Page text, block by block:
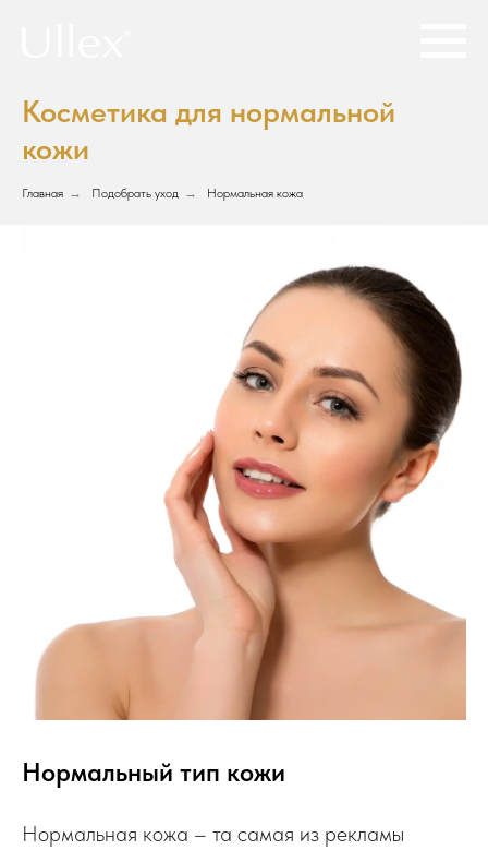
Косметика для нормальной
кожи
Главная → Подобрать уход → Нормальная кожа
Нормальный тип кожи
Нормальная кожа – та самая из рекламы